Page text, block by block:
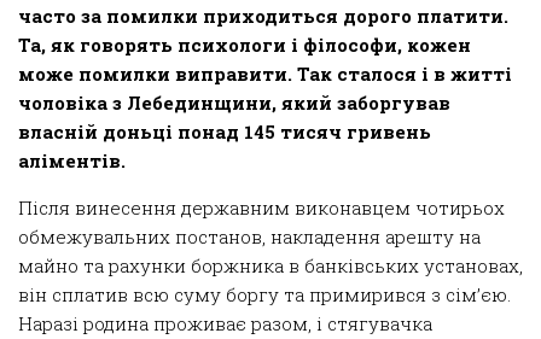
часто за помилки приходиться дорого платити.
Та, як говорять психологи і філософи, кожен
може помилки виправити. Так сталося і в житті
чоловіка з Лебединщини, який заборгував
власній доньці понад 145 тисяч гривень
аліментів.
Після винесення державним виконавцем чотирьох
обмежувальних постанов, накладення арешту на
майно та рахунки боржника в банківських установах,
він сплатив всю суму боргу та примирився з сім’єю.
Наразі родина проживає разом, і стягувачка